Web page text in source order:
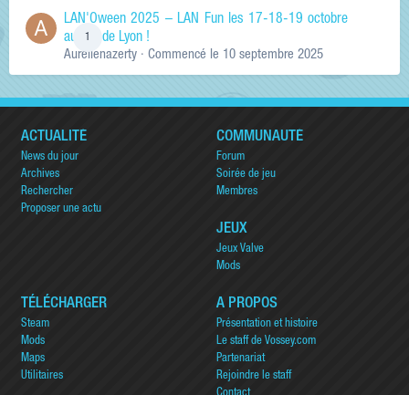
1
LAN'Oween 2025 – LAN Fun les 17-18-19 octobre
au sud de Lyon !
Aurelienazerty · Commencé le 10 septembre 2025
ACTUALITÉ
News du jour
Archives
Rechercher
Proposer une actu
COMMUNAUTÉ
Forum
Soirée de jeu
Membres
JEUX
Jeux Valve
Mods
TÉLÉCHARGER
Steam
Mods
Maps
Utilitaires
A PROPOS
Présentation et histoire
Le staff de Vossey.com
Partenariat
Rejoindre le staff